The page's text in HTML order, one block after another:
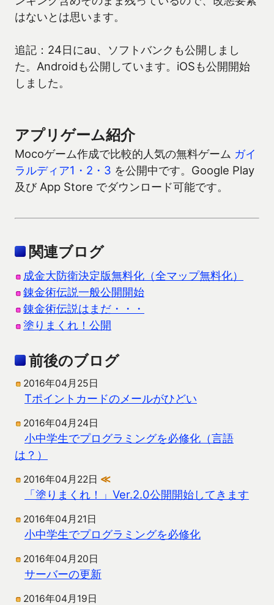
はないとは思います。
追記：24日にau、ソフトバンクも公開しまし
た。Androidも公開しています。iOSも公開開始
しました。
アプリゲーム紹介
Mocoゲーム作成で比較的人気の無料ゲーム ガイ
ラルディア1・2・3 を公開中です。Google Play
及び App Store でダウンロード可能です。
関連ブログ
成金大防衛決定版無料化（全マップ無料化）
錬金術伝説一般公開開始
錬金術伝説はまだ・・・
塗りまくれ！公開
前後のブログ
2016年04月25日
Tポイントカードのメールがひどい
2016年04月24日
小中学生でプログラミングを必修化（言語
は？）
2016年04月22日 ≪
「塗りまくれ！」Ver.2.0公開開始してきます
2016年04月21日
小中学生でプログラミングを必修化
2016年04月20日
サーバーの更新
2016年04月19日